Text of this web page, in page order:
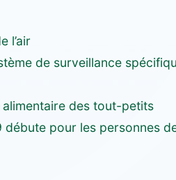
l’air
de surveillance
des tout-petits
pour les personnes